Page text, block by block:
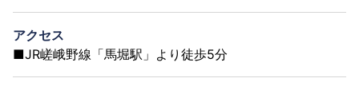
アクセス
■JR嵯峨野線「馬堀駅」より徒歩5分